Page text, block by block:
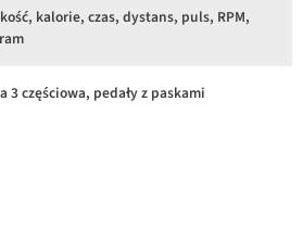
kalorie, czas, dystans, puls, RPM,
3 częściowa, pedały z paskami